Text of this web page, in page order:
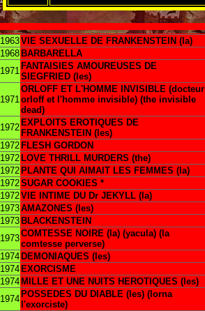
1963VIE SEXUELLE DE FRANKENSTEIN (la)
1968 BARBARELLA
1971 FANTAISIES AMOUREUSES DE
SIEGFRIED (les)
1971
ORLOFF ET L'HOMME INVISIBLE (docteur
orloff et l'homme invisible) (the invisible
dead)
1972 EXPLOITS EROTIQUES DE
FRANKENSTEIN (les)
1972 FLESH GORDON
1972 LOVE THRILL MURDERS (the)
1972 PLANTE QUI AIMAIT LES FEMMES (la)
1972SUGAR COOKIES *
1972VIE INTIME DU Dr JEKYLL (la)
1973AMAZONES (les)
1973 BLACKENSTEIN
1973COMTESSE NOIRE (la) (yacula) (la
comtesse perverse)
1974 DEMONIAQUES (les)
1974 EXORCISME
1974 MILLE ET UNE NUITS HEROTIQUES (les)
1974 POSSEDES DU DIABLE (les) (lorna
l'exorciste)